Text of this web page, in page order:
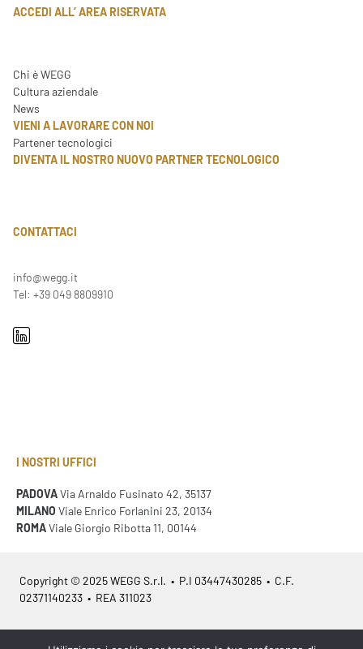
ACCEDI ALL’ AREA RISERVATA
Chi è WEGG
Cultura aziendale
News
VIENI A LAVORARE CON NOI
Partener tecnologici
DIVENTA IL NOSTRO NUOVO PARTNER TECNOLOGICO
CONTATTACI
info@wegg.it
Tel: +39 049 8809910
I NOSTRI UFFICI
PADOVAVia Arnaldo Fusinato 42, 35137
MILANO Viale Enrico Forlanini 23, 20134
ROMAViale Giorgio Ribotta 11, 00144
Copyright © 2025 WEGG S.r.l. • P.I 03447430285 • C.F.
02371140233 • REA 311023
Azienda Certificata ISO 9001:2015 – ITA / ISO 9001:2015 – EN